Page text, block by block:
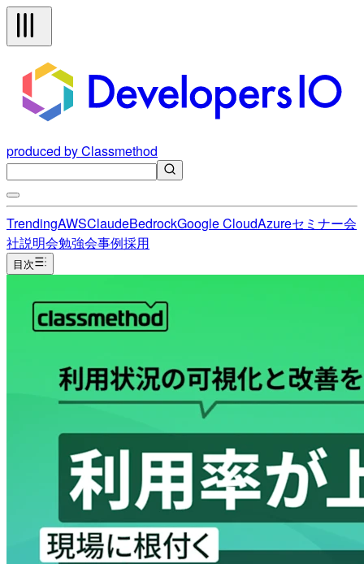
produced by Classmethod
TrendingAWSClaudeBedrockGoogle CloudAzureセミナー会
社説明会勉強会事例採用
目次